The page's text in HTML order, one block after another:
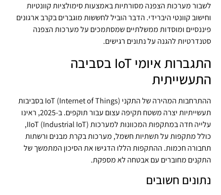
לשבור מערכות הצפנה מסורתיות באמצעות סימולציות קוונטיות
וחישוב קוונטי היברידי. הדבר הוביל לחששות מוגברים בקרב ארגונים
פיננסיים ומוסדות ממשלתיים שמסתמכים על מערכות הצפנה
סטנדרטיות להגנה על נתונים רגישים.
התגברות איומי IoT בסביבה
התעשייתית
ההתרחבות המהירה של התקני IoT (Internet of Things) בסביבות
תעשייתיות יצרה משטח תקיפה עצום עבור תוקפים. ב-2025, ראינו
עלייה חדה במתקפות המכוונות למערכות IIoT (Industrial IoT),
כולל מתקפות על תשתיות חשמל, מערכות בקרת מבנים ורשתות
תחבורה חכמות. ההתקפות הללו הדגישו את הסיכון המתמשך של
התקנים מחוברים עם אבטחה לא מספקת.
נתונים חשובים